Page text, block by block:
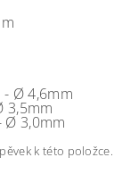
- Ø 4,6mm
3,5mm
Ø 3,0mm
k této položce.